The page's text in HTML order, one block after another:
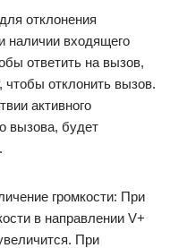
для отклонения
наличии входящего
ответить на вызов,
чтобы отклонить вызов.
активного
вызова, будет
громкости: При
в направлении V+
При